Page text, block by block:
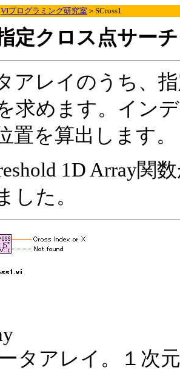
VIプログラミング研究室 ＞SCross1
定クロス点サーチ
アレイのうち、
求めます。イン
置を算出します。
1D Array関
した。
タアレイ。１次